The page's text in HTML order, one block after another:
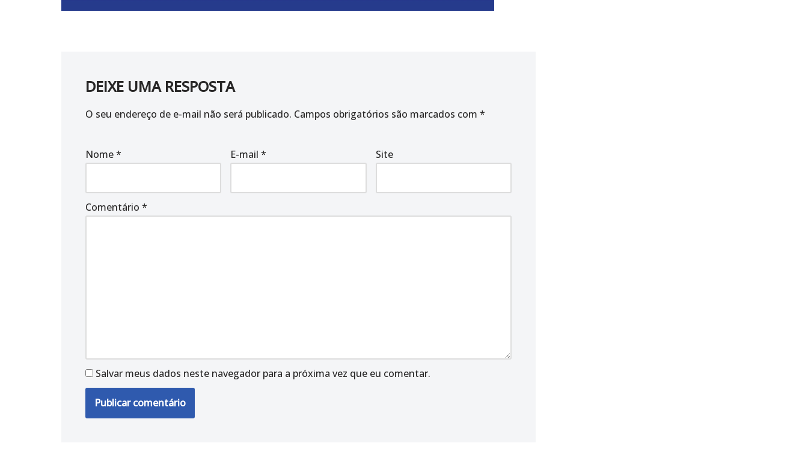
DEIXE UMA RESPOSTA
O seu endereço de e-mail não será publicado. Campos obrigatórios são marcados com *
Nome* E-mail* Site
Comentário *
Salvar meus dados neste navegador para a próxima vez que eu comentar.